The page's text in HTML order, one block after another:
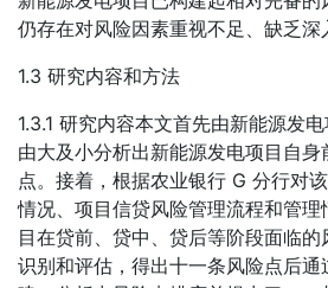
仍存在对风险因素重视不足、缺乏深
1.3 研究内容和方法
1.3.1 研究内容本文首先由新能源发
由大及小分析出新能源发电项目自
点。接着，根据农业银行 G 分行对
情况、项目信贷风险管理流程和管
目在贷前、贷中、贷后等阶段面临
识别和评估，得出十一条风险点后